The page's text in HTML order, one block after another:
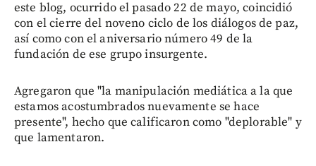
este blog, ocurrido el pasado 22 de mayo, coincidió
con el cierre del noveno ciclo de los diálogos de paz,
así como con el aniversario número 49 de la
fundación de ese grupo insurgente.
Agregaron que "la manipulación mediática a la que
estamos acostumbrados nuevamente se hace
presente", hecho que calificaron como "deplorable" y
que lamentaron.